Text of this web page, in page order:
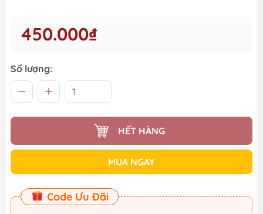
450.000₫
Số lượng:
HẾT HÀNG
MUA NGAY
Code Ưu Đãi